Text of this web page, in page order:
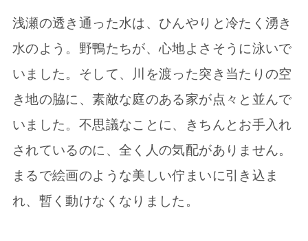
浅瀬の透き通った水は、ひんやりと冷たく湧き
水のよう。野鴨たちが、心地よさそうに泳いで
いました。そして、川を渡った突き当たりの空
き地の脇に、素敵な庭のある家が点々と並んで
いました。不思議なことに、きちんとお手入れ
されているのに、全く人の気配がありません。
まるで絵画のような美しい佇まいに引き込ま
れ、暫く動けなくなりました。